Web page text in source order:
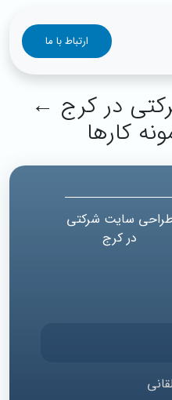
ارتباط با ما
در کرج ←
کارها
سایت شرکتی
در کرج